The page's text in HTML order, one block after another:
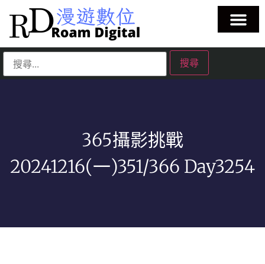
365攝影挑戰
20241216(一)351/366 Day3254